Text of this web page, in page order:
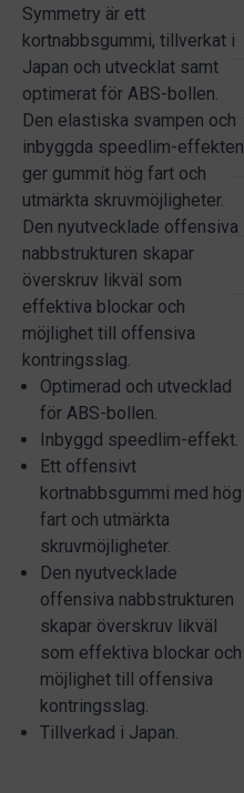
Symmetry är ett
kortnabbsgummi, tillverkat i
Japan och utvecklat samt
optimerat för ABS-bollen.
Den elastiska svampen och
inbyggda speedlim-effekten
ger gummit hög fart och
utmärkta skruvmöjligheter.
Den nyutvecklade offensiva
nabbstrukturen skapar
överskruv likväl som
effektiva blockar och
möjlighet till offensiva
kontringsslag.
Optimerad och utvecklad
för ABS-bollen.
Inbyggd speedlim-effekt.
Ett offensivt
kortnabbsgummi med hög
fart och utmärkta
skruvmöjligheter.
Den nyutvecklade
offensiva nabbstrukturen
skapar överskruv likväl
som effektiva blockar och
möjlighet till offensiva
kontringsslag.
Tillverkad i Japan.